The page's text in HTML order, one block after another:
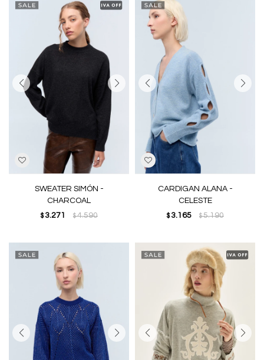
SWEATER SIMÓN -
CHARCOAL
$ 3.271 $4.590
CARDIGAN ALANA -
CELESTE
$ 3.165 $5.190